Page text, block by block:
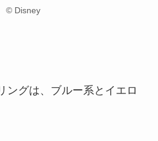
© Disney
ングは、ブルー系とイエロ